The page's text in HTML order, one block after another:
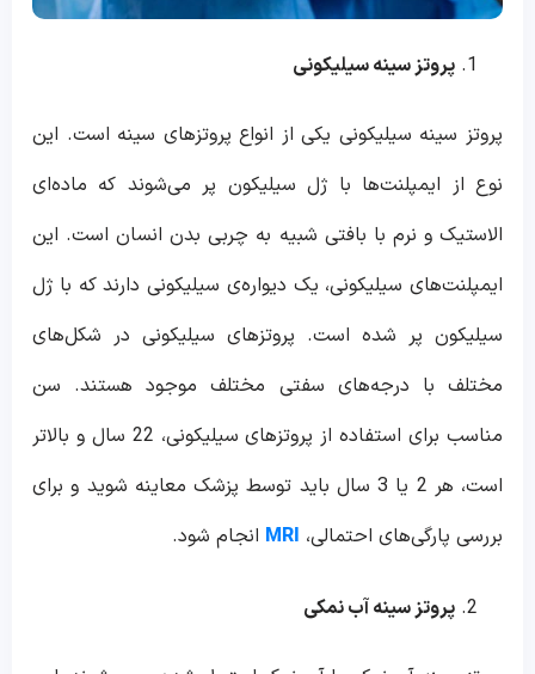
پروتز سینه سیلیکونی
پروتز سینه سیلیکونی یکی از انواع پروتزهای سینه است. این
نوع از ایمپلنت‌ها با ژل سیلیکون پر می‌شوند که ماده‌ای
الاستیک و نرم با بافتی شبیه به چربی بدن انسان است. این
ایمپلنت‌های سیلیکونی، یک دیواره‌ی سیلیکونی دارند که با ژل
سیلیکون پر شده است. پروتزهای سیلیکونی در شکل‌های
مختلف با درجه‌های سفتی مختلف موجود هستند. سن
مناسب برای استفاده از پروتزهای سیلیکونی، 22 سال و بالاتر
است، هر 2 یا 3 سال باید توسط پزشک معاینه شوید و برای
بررسی پارگی‌های احتمالی، MRI انجام شود.
پروتز سینه آب نمکی